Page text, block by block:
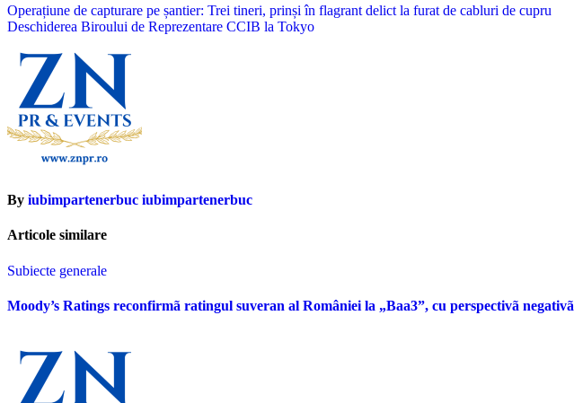
Navigare
în
articole
Operațiune de capturare pe șantier: Trei tineri, prinși în flagrant delict la furat de cabluri de cupru
Deschiderea Biroului de Reprezentare CCIB la Tokyo
By iubimpartenerbuc iubimpartenerbuc
Articole similare
Subiecte generale
Moody’s Ratings reconfirmã ratingul suveran al României la „Baa3”, cu perspectivã negativã